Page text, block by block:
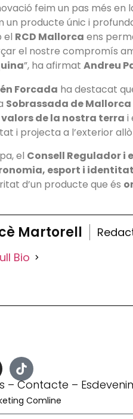
feim un pas més en
un producte únic i
el RCD Mallorca ens
el nostre compromís
”, ha afirmatAndreu
Forcada ha destacat
Sobrassada de Mallorca
valors de la nostra terra i
i projecta a l’exterior
el Consell Regulador i
esport i
d’un producte que és
Martorell
Bio
–Contacte –
Comline